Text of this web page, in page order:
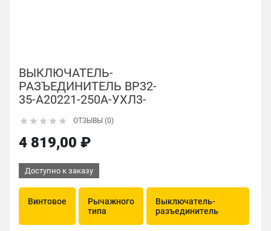
ВЫКЛЮЧАТЕЛЬ-
РАЗЪЕДИНИТЕЛЬ ВР32-
35-А20221-250А-УХЛ3-
     ОТЗЫВЫ (0)
4 819,00 ₽
Доступно к заказу
Винтовое
Рычажного
типа
Выключатель-
разъединитель